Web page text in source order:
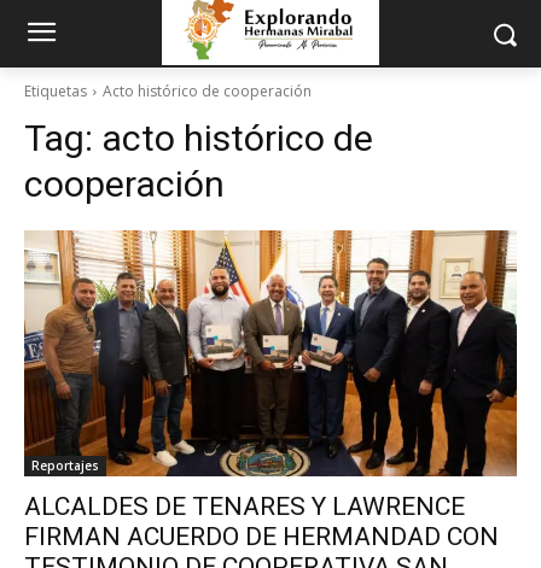
Etiquetas Acto histórico de cooperación
Tag: acto histórico de
cooperación
Reportajes
ALCALDES DE TENARES Y LAWRENCE
FIRMAN ACUERDO DE HERMANDAD CON